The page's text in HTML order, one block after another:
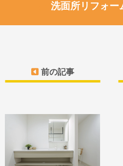
洗面所リフォー
前の記事